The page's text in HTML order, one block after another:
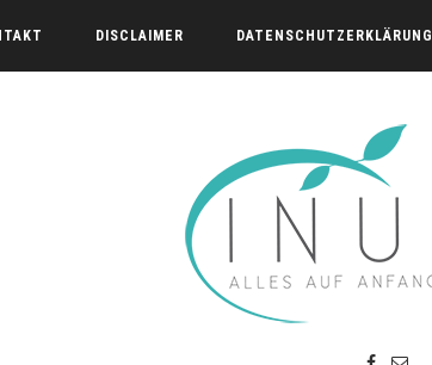
DISCLAIMER DATENSCHUTZERKLÄRUNG